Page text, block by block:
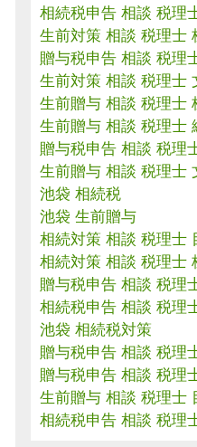
相続税申告 相談 税理
生前対策 相談 税理士
贈与税申告 相談 税理
生前対策 相談 税理士
生前贈与 相談 税理士
生前贈与 相談 税理士
贈与税申告 相談 税理
生前贈与 相談 税理士
池袋 相続税
池袋 生前贈与
相続対策 相談 税理士
相続対策 相談 税理士
贈与税申告 相談 税理
相続税申告 相談 税理
池袋 相続税対策
贈与税申告 相談 税理
贈与税申告 相談 税理
生前贈与 相談 税理士
相続税申告 相談 税理